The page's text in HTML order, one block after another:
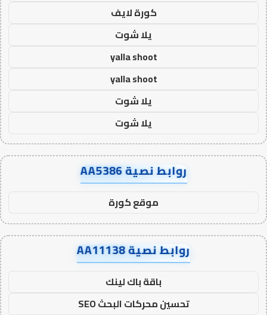
كورة لايف
يلا شوت
yalla shoot
yalla shoot
يلا شوت
يلا شوت
روابط نصية AA5386
موقع كورة
روابط نصية AA11138
باقة باك لينك
تحسين محركات البحث SEO